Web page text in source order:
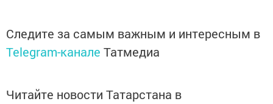
Следите за самым важным и интересным в
Telegram-канале Татмедиа
Читайте новости Татарстана в